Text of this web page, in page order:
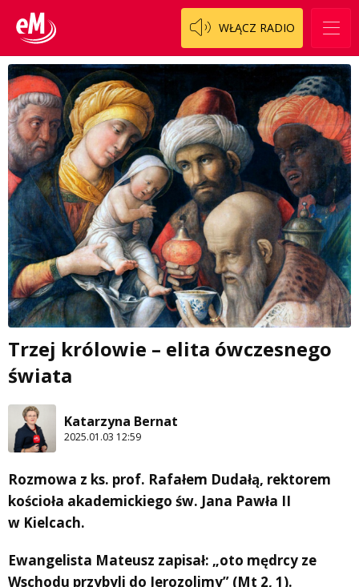
WŁĄCZ RADIO
Trzej królowie – elita ówczesnego
świata
Katarzyna Bernat
2025.01.03 12:59
Rozmowa z ks. prof. Rafałem Dudałą, rektorem
kościoła akademickiego św. Jana Pawła II
w Kielcach.
Ewangelista Mateusz zapisał: „oto mędrcy ze
Wschodu przybyli do Jerozolimy” (Mt 2, 1).